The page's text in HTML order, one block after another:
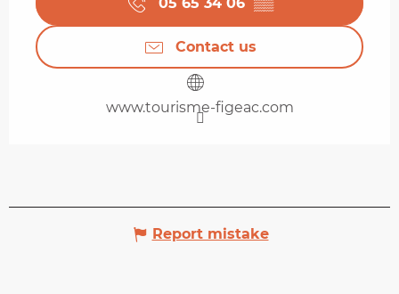
Contact us
www.tourisme-figeac.com
Report mistake